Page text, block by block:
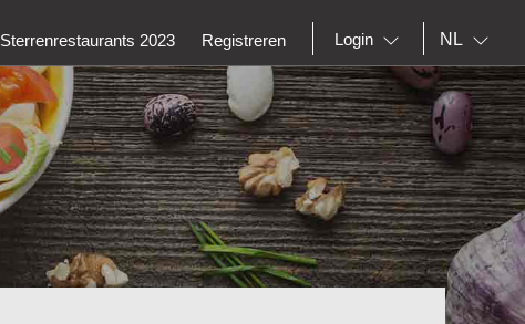
Sterrenrestaurants 2023 Registreren Login NL